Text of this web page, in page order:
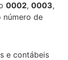
0002, 0003,
número de
e contábeis